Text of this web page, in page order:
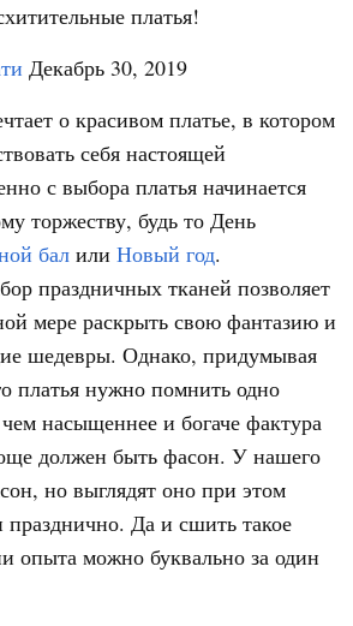
платья!
Декабрь 30, 2019
о красивом платье, в котором
себя настоящей
с выбора платья начинается
торжеству, будь то День
бал или Новый год.
праздничных тканей позволяет
мере раскрыть свою фантазию и
шедевры. Однако, придумывая
платья нужно помнить одно
насыщеннее и богаче фактура
должен быть фасон. У нашего
но выглядят оно при этом
празднично. Да и сшить такое
опыта можно буквально за один